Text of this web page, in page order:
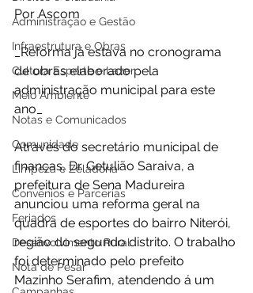
Administração e Gestão
Infraestrutura e Obras
Cultura Esporte e Lazer
Meio Ambiente
Notas e Comunicados
Comunidade
Limpeza e Zeladoria
Convênios e Parcerias
Feriados
Desenvolvimento Rural
Nota de Pesar
Por Ascom
_Reforma já estava no cronograma
de obras elaborado pela
administração municipal para este
ano_
Através do secretário municipal de
finanças, Dr. Getulião Saraiva, a
prefeitura de Sena Madureira
anunciou uma reforma geral na
quadra de esportes do bairro Niterói,
região do segundo distrito. O trabalho
foi determinado pelo prefeito
Mazinho Serafim, atendendo á um